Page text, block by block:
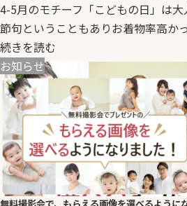
4-5月のモチーフ「こどもの日」は
節句ということもありお着物率高
続きを読む
お知らせ